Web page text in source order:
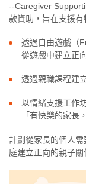
--Caregiver
款資助，旨在支援
透過自由遊戲（
從遊戲中建立正
透過親職課程建
以情緒支援工作
「有快樂的家長
計劃從家長的個人
庭建立正向的親子關